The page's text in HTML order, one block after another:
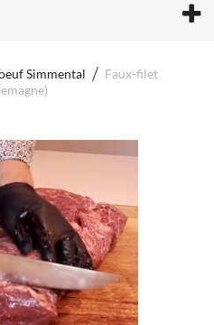
Simmental
Faux-filet